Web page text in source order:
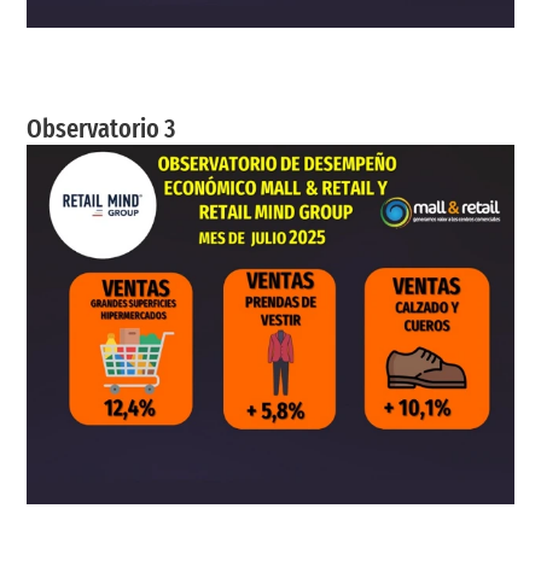
Observatorio 3